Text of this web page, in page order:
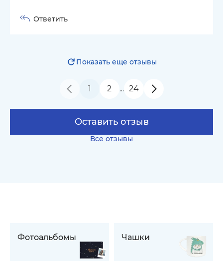
Ответить
Все отзывы
Оставить отзыв
Показать еще отзывы
1 2 … 24
Фотоальбомы Чашки